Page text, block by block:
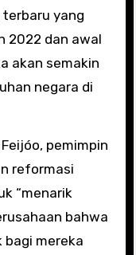
yang
2022 dan awal
akan semakin
negara di
pemimpin
reformasi
“menarik
bahwa
mereka